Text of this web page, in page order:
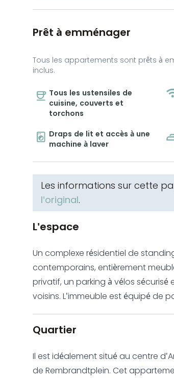
Prêt à emménager
Tous les appartements sont prêts à
inclus.
Tous les ustensiles de
cuisine, couverts et
torchons
Draps de lit et accès à une
machine à laver
Les informations sur cette
l'original.
L'espace
Un complexe résidentiel de
contemporains, entièrement
privatif, un parking à vélos
voisins. L'immeuble est équipé de panneaux solaires pour la production d'énergie. Les fenêtres
climatisation réversible. Le
naturelle en été, améliorent la
attirer les oiseaux et les papillons indigènes. Lumineux, cet
Quartier
Il est idéalement situé au centre
de Rembrandtplein. Cet